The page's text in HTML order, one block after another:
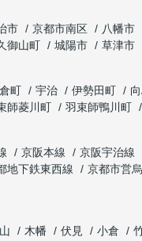
市 京都市南区 八幡市
御山町 城陽市 草津市
町 宇治 伊勢田町
師菱川町 羽束師鴨川町
京阪本線 京阪宇治線
地下鉄東西線 京都市営
木幡 伏見 小倉